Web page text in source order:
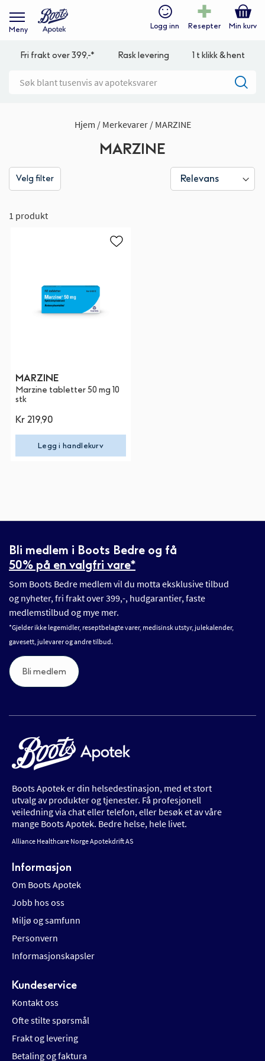
Meny Logg inn Resepter Min kurv
Fri frakt over 399,-* Rask levering 1 t klikk & hent
Hjem Merkevarer MARZINE
MARZINE
Velg filter
1 produkt
MARZINE
Marzine tabletter 50 mg 10
stk
Kr 219,90
Legg i handlekurv
Bli medlem i Boots Bedre og få
50% på en valgfri vare*
Som Boots Bedre medlem vil du motta eksklusive tilbud
og nyheter, fri frakt over 399,-, hudgarantier, faste
medlemstilbud og mye mer.
*Gjelder ikke legemidler, reseptbelagte varer, medisinsk utstyr, julekalender,
gavesett, julevarer og andre tilbud.
Bli medlem
Boots Apotek er din helsedestinasjon, med et stort
utvalg av produkter og tjenester. Få profesjonell
veiledning via chat eller telefon, eller besøk et av våre
mange Boots Apotek. Bedre helse, hele livet.
Alliance Healthcare Norge Apotekdrift AS
Informasjon
Om Boots Apotek
Jobb hos oss
Miljø og samfunn
Personvern
Informasjonskapsler
Kundeservice
Kontakt oss
Ofte stilte spørsmål
Frakt og levering
Betaling og faktura